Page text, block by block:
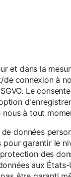
et dans la
connexion à
Le
à tout
données
pour garantir le
des
aux